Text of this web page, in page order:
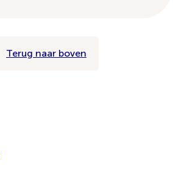
Terug naar boven